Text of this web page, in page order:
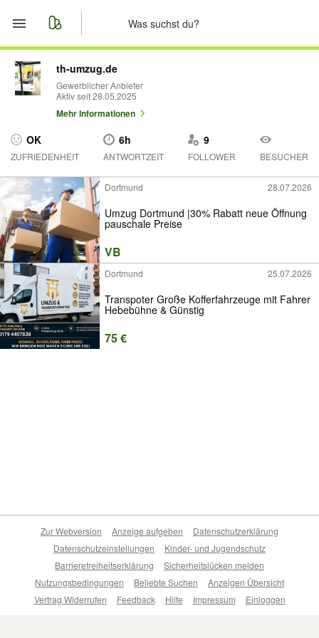
Start
Merkliste
Nachrichten
th-umzug.de
Gewerblicher Anbieter
Aktiv seit 28.05.2025
Mehr Informationen
OK
ZUFRIEDENHEIT
6h
ANTWORTZEIT
9
FOLLOWER BESUCHER
Dortmund 28.07.2026
Umzug Dortmund |30% Rabatt neue Öffnung
pauschale Preise
VB
Dortmund 25.07.2026
Transpoter Große Kofferfahrzeuge mit Fahrer
Hebebühne & Günstig
75 €
Zur Webversion Anzeige aufgeben
Datenschutzerklärung
Datenschutzeinstellungen
Kinder- und Jugendschutz
Barrierefreiheitserklärung
Sicherheitslücken melden
Nutzungsbedingungen
Beliebte Suchen
Anzeigen Übersicht
Vertrag Widerrufen
Feedback Hilfe Impressum Einloggen